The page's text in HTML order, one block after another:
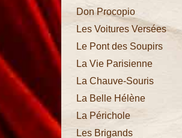
Princesse
de
Trébizonde
Barbe
Bleue
Don Procopio
Les Voitures Versées
Le Pont des Soupirs
La Vie Parisienne
La Chauve-Souris
La Belle Hélène
La Périchole
Les Brigands